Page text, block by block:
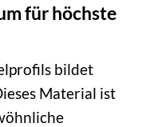
für höchste
bildet
Material ist